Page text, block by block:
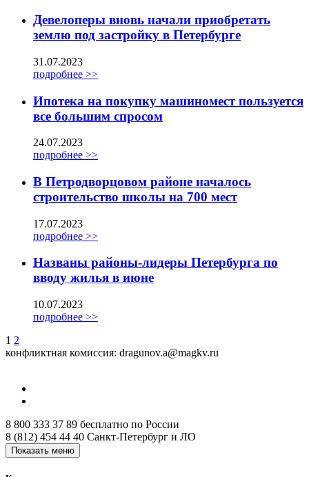
Девелоперы вновь начали приобретать
землю под застройку в Петербурге
31.07.2023
подробнее >>
Ипотека на покупку машиномест пользуется
все большим спросом
24.07.2023
подробнее >>
В Петродворцовом районе началось
строительство школы на 700 мест
17.07.2023
подробнее >>
Названы районы-лидеры Петербурга по
вводу жилья в июне
10.07.2023
подробнее >>
1 2
конфликтная комиссия: dragunov.a@magkv.ru
8 800 333 37 89 бесплатно по России
8 (812) 454 44 40 Санкт-Петербург и ЛО
Показать меню